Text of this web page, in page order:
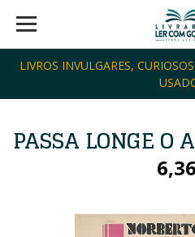
LIVROS INVULGARES,
PASSA LONGE O